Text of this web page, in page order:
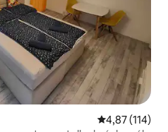
Średnia
4,87 (114)